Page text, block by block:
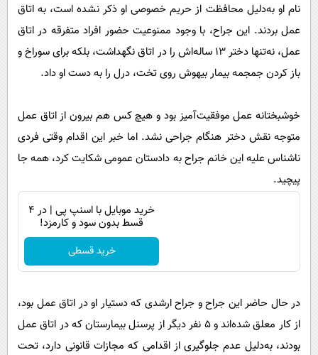
گوناگون
حوادث
سلامت
حیات وحش
روانشناسی
دانلود
نام او به‌دلیل محافظت از حریم خصوصی او ذکر نشده است، به اتاق
عمل بردند. این جراح، با وجود ممنوعیت حضور افراد متفرقه در اتاق
عمل، نه‌تنها دختر ۱۳ ساله‌اش را در اتاق نگهداشت، بلکه برای سوراخ و
باز کردن جمجمه بیمار بیهوش روی تخت، درل را به دست او داد.
خوشبختانه عمل موفقیت‌آمیز بود و هیچ کس هم بیرون از اتاق عمل
متوجه نقش دختر هنگام جراحی نشد. اما خبر این اقدام وقتی فردی
ناشناس علیه این خانم جراح به دادستان عمومی شکایت کرد، همه جا
پیچید.
خرید موبایل با اسنپ پی | در ۴
قسط بدون سود و کارمزد!
خرید قسطی
در حال حاضر این جراح و جراح ارشدی که دستیار او در اتاق عمل بود،
از کار معلق شده‌اند و ۵ نفر دیگر از پرسنل بیمارستان که در اتاق عمل
بودند، به‌دلیل عدم جلوگیری از اقدامی که مجازات قانونی دارد، تحت